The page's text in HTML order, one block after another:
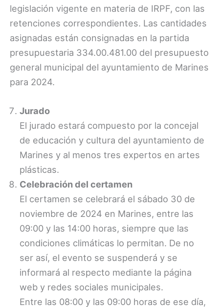
legislación vigente en materia de IRPF, con las
retenciones correspondientes. Las cantidades
asignadas están consignadas en la partida
presupuestaria 334.00.481.00 del presupuesto
general municipal del ayuntamiento de Marines
para 2024.
Jurado
El jurado estará compuesto por la concejal
de educación y cultura del ayuntamiento de
Marines y al menos tres expertos en artes
plásticas.
Celebración del certamen
El certamen se celebrará el sábado 30 de
noviembre de 2024 en Marines, entre las
09:00 y las 14:00 horas, siempre que las
condiciones climáticas lo permitan. De no
ser así, el evento se suspenderá y se
informará al respecto mediante la página
web y redes sociales municipales.
Entre las 08:00 y las 09:00 horas de ese día,